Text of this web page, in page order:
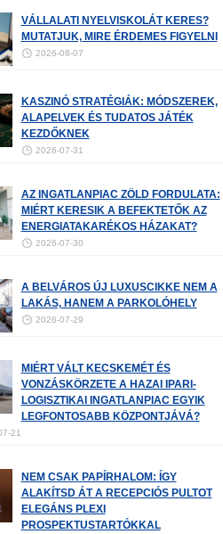
VÁLLALATI NYELVISKOLÁT KERES?
MUTATJUK, MIRE ÉRDEMES FIGYELNI
2026-08-07
KASZINÓ STRATÉGIÁK: MÓDSZEREK,
ALAPELVEK ÉS TUDATOS JÁTÉK
KEZDŐKNEK
2026-07-31
AZ INGATLANPIAC ZÖLD FORDULATA:
MIÉRT KERESIK A BEFEKTETŐK AZ
ENERGIATAKARÉKOS HÁZAKAT?
2026-07-30
A BELVÁROS ÚJ LUXUSCIKKE NEM A
LAKÁS, HANEM A PARKOLÓHELY
2026-07-29
MIÉRT VÁLT KECSKEMÉT ÉS
VONZÁSKÖRZETE A HAZAI IPARI-
LOGISZTIKAI INGATLANPIAC EGYIK
LEGFONTOSABB KÖZPONTJÁVÁ?
21
NEM CSAK PAPÍRHALOM: ÍGY
ALAKÍTSD ÁT A RECEPCIÓS PULTOT
ELEGÁNS PLEXI
PROSPEKTUSTARTÓKKAL